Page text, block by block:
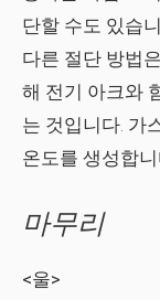
단할 수도 있습
다른 절단 방법은
해 전기 아크와
는 것입니다. 가
온도를 생성합니
마무리
<울>